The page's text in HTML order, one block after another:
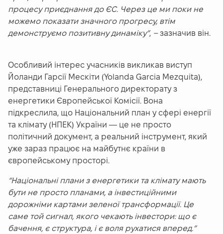
процесу приєднання до ЄС. Через це ми поки не
можемо показати значного прогресу, втім
демонструємо позитивну динаміку”, –зазначив він.
Особливий інтерес учасників викликав виступ
Йоланди Гарсії Меcкіти (Yolanda Garcia Mezquita),
представниці Генерального директорату з
енергетики Європейської Комісії. Вона
підкреслила, що Національний план у сфері енергії
та клімату (НПЕК) України — це не просто
політичний документ, а реальний інструмент, який
уже зараз працює на майбутнє країни в
європейському просторі.
“Національні плани з енергетики та клімату мають
бути не просто планами, а інвестиційними
дорожніми картами зеленої трансформації. Це
саме той сигнал, якого чекають інвестори: що є
бачення, є структура, і є воля рухатися вперед.”